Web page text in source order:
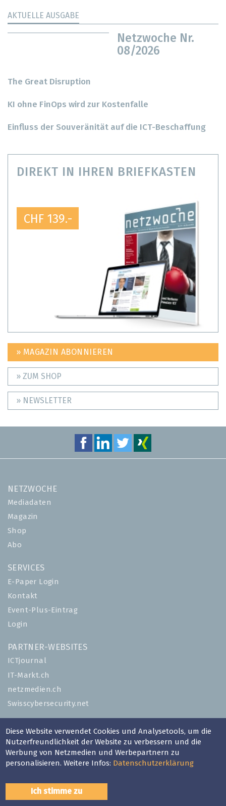
AKTUELLE AUSGABE
Netzwoche Nr.
08/2026
The Great Disruption
KI ohne FinOps wird zur Kostenfalle
Einfluss der Souveränität auf die ICT-Beschaffung
DIREKT IN IHREN BRIEFKASTEN
CHF 139.-
» MAGAZIN ABONNIEREN
» ZUM SHOP
» NEWSLETTER
NETZWOCHE
Mediadaten
Magazin
Shop
Abo
SERVICES
E-Paper Login
Kontakt
Event-Plus-Eintrag
Login
PARTNER-WEBSITES
ICTjournal
IT-Markt.ch
netzmedien.ch
Swisscybersecurity.net
© NETZMEDIEN AG 2026
Impressum
AGB
Datenschutzerklärung
Diese Website verwendet Cookies und Analysetools, um die
Nutzerfreundlichkeit der Website zu verbessern und die
Werbung von Netzmedien und Werbepartnern zu
personalisieren. Weitere Infos: Datenschutzerklärung
Ich stimme zu